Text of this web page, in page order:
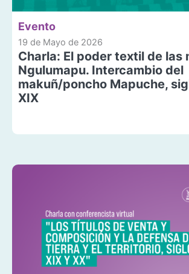
Evento
19 de Mayo de 2026
Charla: El poder textil de las
Ngulumapu. Intercambio del
makuñ/poncho Mapuche,
XIX